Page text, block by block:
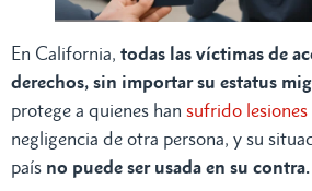
En California, todas las víctimas de
derechos, sin importar su estatus
protege a quienes han sufrido lesiones
negligencia de otra persona, y su
país no puede ser usada en su contra.